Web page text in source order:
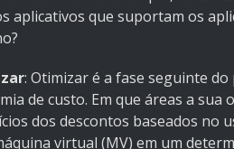
aplicativos que suportam os
: Otimizar é a fase seguinte
de custo. Em que áreas a
dos descontos baseados no
virtual (MV) em um